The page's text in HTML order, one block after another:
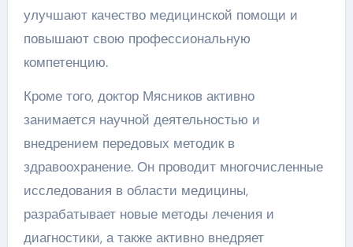
улучшают качество медицинской помощи и
повышают свою профессиональную
компетенцию.
Кроме того, доктор Мясников активно
занимается научной деятельностью и
внедрением передовых методик в
здравоохранение. Он проводит многочисленные
исследования в области медицины,
разрабатывает новые методы лечения и
диагностики, а также активно внедряет